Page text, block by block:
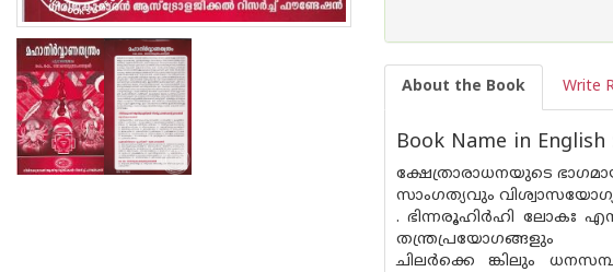
About the Book Write
Book Name in
ക്ഷേത്രാരാധനയുടെ
സാംഗത്യവും
. ഭിന്നരൂഹിർഹി ലോകഃ
തന്ത്രപ്രയോഗങ്ങളും
ചിലർക്കെ ങ്കിലും